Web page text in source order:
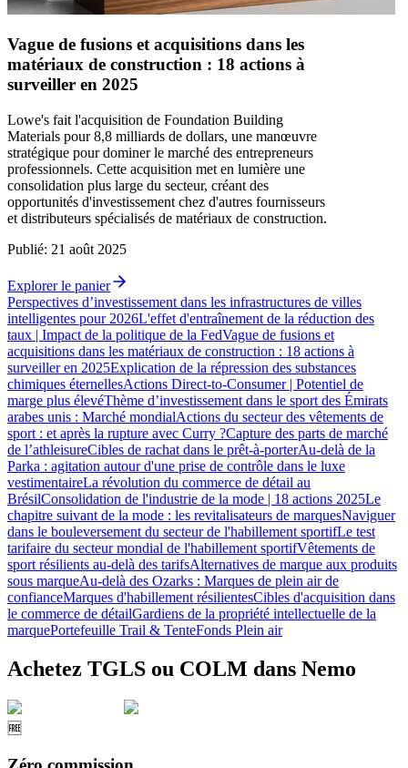
Vague de fusions et acquisitions dans les
matériaux de construction : 18 actions à
surveiller en 2025
Lowe's fait l'acquisition de Foundation Building
Materials pour 8,8 milliards de dollars, une manœuvre
stratégique pour dominer le marché des entrepreneurs
professionnels. Cette acquisition met en lumière une
consolidation plus large du secteur, créant des
opportunités d'investissement chez d'autres fournisseurs
et distributeurs spécialisés de matériaux de construction.
Publié: 21 août 2025
Explorer le panier
Perspectives d’investissement dans les infrastructures de villes
intelligentes pour 2026L'effet d'entraînement de la réduction des
taux | Impact de la politique de la FedVague de fusions et
acquisitions dans les matériaux de construction : 18 actions à
surveiller en 2025Explication de la répression des substances
chimiques éternellesActions Direct-to-Consumer | Potentiel de
marge plus élevéThème d’investissement dans le sport des Émirats
arabes unis : Marché mondialActions du secteur des vêtements de
sport : et après la rupture avec Curry ?Capture des parts de marché
de l’athleisureCibles de rachat dans le prêt-à-porterAu-delà de la
Parka : agitation autour d'une prise de contrôle dans le luxe
vestimentaireLa révolution du commerce de détail au
BrésilConsolidation de l'industrie de la mode | 18 actions 2025Le
chapitre suivant de la mode : les revitalisateurs de marquesNaviguer
dans le bouleversement du secteur de l'habillement sportifLe test
tarifaire du secteur mondial de l'habillement sportifVêtements de
sport résilients au-delà des tarifsAlternatives de marque aux produits
sous marqueAu-delà des Ozarks : Marques de plein air de
confianceMarques d'habillement résilientesCibles d'acquisition dans
le commerce de détailGardiens de la propriété intellectuelle de la
marquePortefeuille Trail & TenteFonds Plein air
Achetez TGLS ou COLM dans Nemo
🆓